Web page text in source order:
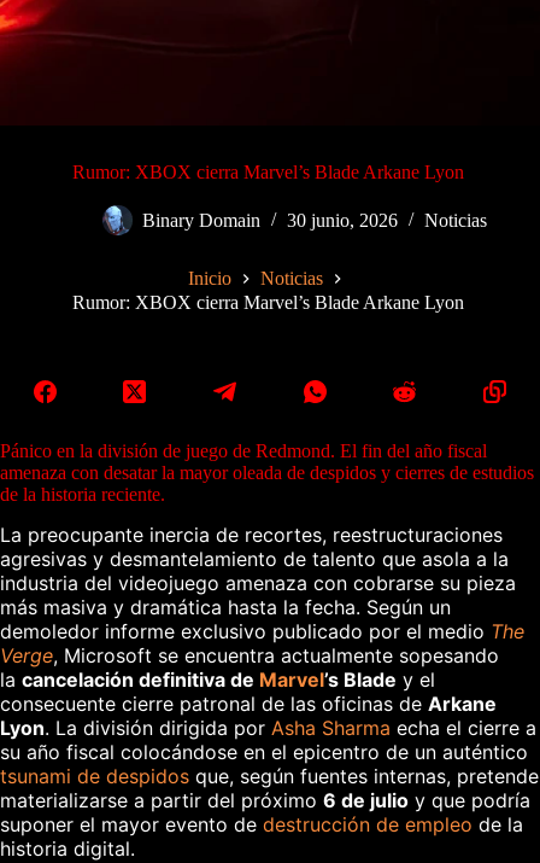
Rumor: XBOX cierra Marvel’s Blade Arkane Lyon
Binary Domain 30 junio, 2026 Noticias
Inicio
Noticias
Rumor: XBOX cierra Marvel’s Blade Arkane Lyon
Pánico en la división de juego de Redmond. El fin del año fiscal
amenaza con desatar la mayor oleada de despidos y cierres de estudios
de la historia reciente.
La preocupante inercia de recortes, reestructuraciones
agresivas y desmantelamiento de talento que asola a la
industria del videojuego amenaza con cobrarse su pieza
más masiva y dramática hasta la fecha. Según un
demoledor informe exclusivo publicado por el medio The
Verge, Microsoft se encuentra actualmente sopesando
la cancelación definitiva de Marvel’s Blade y el
consecuente cierre patronal de las oficinas de Arkane
Lyon. La división dirigida por Asha Sharma echa el cierre a
su año fiscal colocándose en el epicentro de un auténtico
tsunami de despidos que, según fuentes internas, pretende
materializarse a partir del próximo 6 de julio y que podría
suponer el mayor evento de destrucción de empleo de la
historia digital.